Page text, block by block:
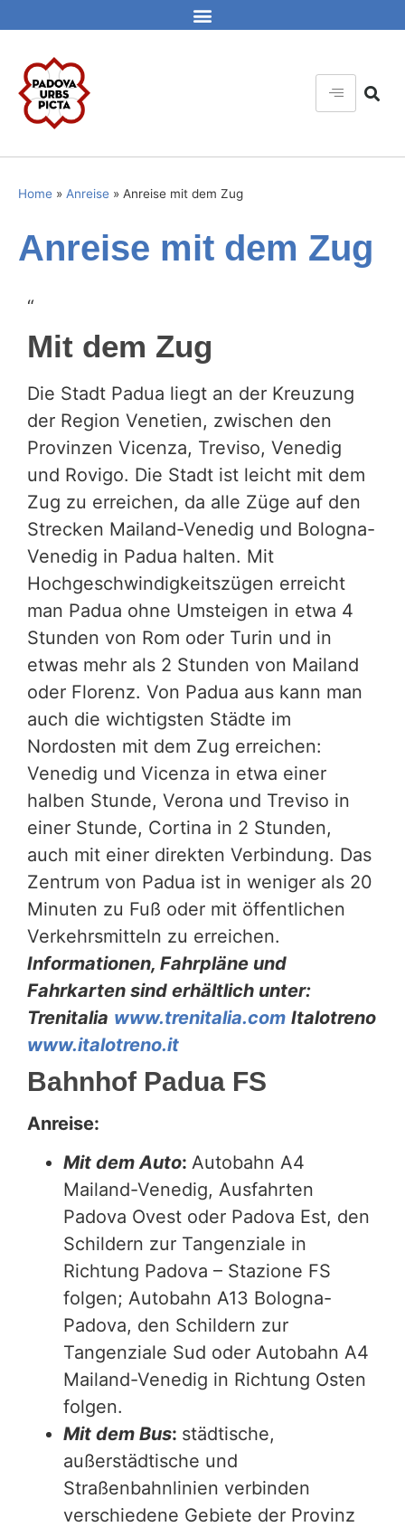
Home » Anreise » Anreise mit dem Zug
Anreise mit dem Zug
“
Mit dem Zug
Die Stadt Padua liegt an der Kreuzung
der Region Venetien, zwischen den
Provinzen Vicenza, Treviso, Venedig
und Rovigo. Die Stadt ist leicht mit dem
Zug zu erreichen, da alle Züge auf den
Strecken Mailand-Venedig und Bologna-
Venedig in Padua halten. Mit
Hochgeschwindigkeitszügen erreicht
man Padua ohne Umsteigen in etwa 4
Stunden von Rom oder Turin und in
etwas mehr als 2 Stunden von Mailand
oder Florenz. Von Padua aus kann man
auch die wichtigsten Städte im
Nordosten mit dem Zug erreichen:
Venedig und Vicenza in etwa einer
halben Stunde, Verona und Treviso in
einer Stunde, Cortina in 2 Stunden,
auch mit einer direkten Verbindung. Das
Zentrum von Padua ist in weniger als 20
Minuten zu Fuß oder mit öffentlichen
Verkehrsmitteln zu erreichen.
Informationen, Fahrpläne und
Fahrkarten sind erhältlich unter:
Trenitalia www.trenitalia.com Italotreno
www.italotreno.it
Bahnhof Padua FS
Anreise:
Mit dem Auto: Autobahn A4
Mailand-Venedig, Ausfahrten
Padova Ovest oder Padova Est, den
Schildern zur Tangenziale in
Richtung Padova – Stazione FS
folgen; Autobahn A13 Bologna-
Padova, den Schildern zur
Tangenziale Sud oder Autobahn A4
Mailand-Venedig in Richtung Osten
folgen.
Mit dem Bus: städtische,
außerstädtische und
Straßenbahnlinien verbinden
verschiedene Gebiete der Provinz